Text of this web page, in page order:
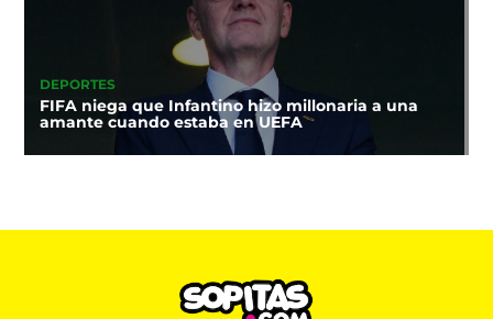
DEPORTES
FIFA niega que Infantino hizo millonaria a una
amante cuando estaba en UEFA